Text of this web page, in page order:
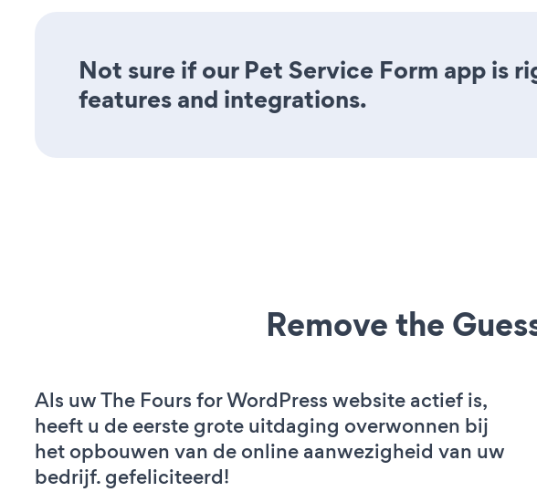
Not sure if our Pet Service Form app is
features and integrations.
Remove the
Als uw The Fours for WordPress website actief is,
heeft u de eerste grote uitdaging overwonnen bij
het opbouwen van de online aanwezigheid van uw
bedrijf. gefeliciteerd!